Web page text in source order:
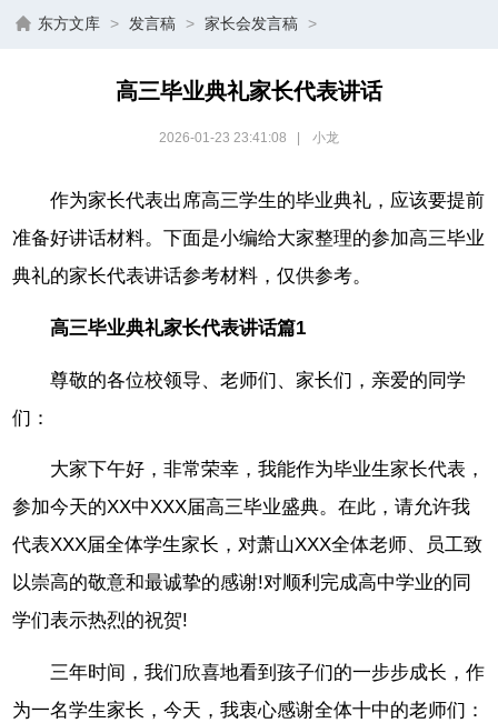
东方文库 > 发言稿 > 家长会发言稿 >
高三毕业典礼家长代表讲话
2026-01-23 23:41:08 小龙
作为家长代表出席高三学生的毕业典礼，应该要提前
准备好讲话材料。下面是小编给大家整理的参加高三毕业
典礼的家长代表讲话参考材料，仅供参考。
高三毕业典礼家长代表讲话篇1
尊敬的各位校领导、老师们、家长们，亲爱的同学
们：
大家下午好，非常荣幸，我能作为毕业生家长代表，
参加今天的XX中XXX届高三毕业盛典。在此，请允许我
代表XXX届全体学生家长，对萧山XXX全体老师、员工致
以崇高的敬意和最诚挚的感谢!对顺利完成高中学业的同
学们表示热烈的祝贺!
三年时间，我们欣喜地看到孩子们的一步步成长，作
为一名学生家长，今天，我衷心感谢全体十中的老师们：